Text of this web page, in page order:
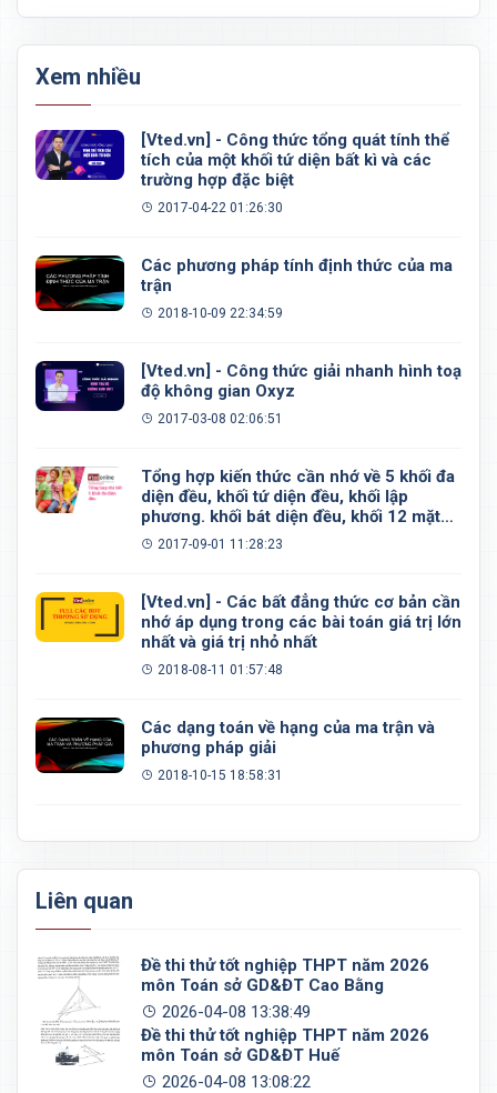
Xem nhiều
[Vted.vn] - Công thức tổng quát tính thể
tích của một khối tứ diện bất kì và các
trường hợp đặc biệt
2017-04-22 01:26:30
Các phương pháp tính định thức của ma
trận
2018-10-09 22:34:59
[Vted.vn] - Công thức giải nhanh hình toạ
độ không gian Oxyz
2017-03-08 02:06:51
Tổng hợp kiến thức cần nhớ về 5 khối đa
diện đều, khối tứ diện đều, khối lập
phương. khối bát diện đều, khối 12 mặt
đều, khối 20 mặt đều
2017-09-01 11:28:23
[Vted.vn] - Các bất đẳng thức cơ bản cần
nhớ áp dụng trong các bài toán giá trị lớn
nhất và giá trị nhỏ nhất
2018-08-11 01:57:48
Các dạng toán về hạng của ma trận và
phương pháp giải
2018-10-15 18:58:31
Liên quan
Đề thi thử tốt nghiệp THPT năm 2026
môn Toán sở GD&ĐT Cao Bằng
2026-04-08 13:38:49
Đề thi thử tốt nghiệp THPT năm 2026
môn Toán sở GD&ĐT Huế
2026-04-08 13:08:22